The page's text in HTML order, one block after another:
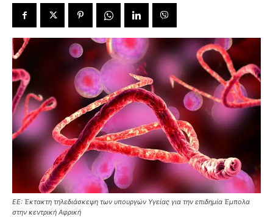
ΕΕ: Έκτακτη τηλεδιάσκεψη των υπουργών Υγείας για την επιδημία Έμπολα
στην κεντρική Αφρική